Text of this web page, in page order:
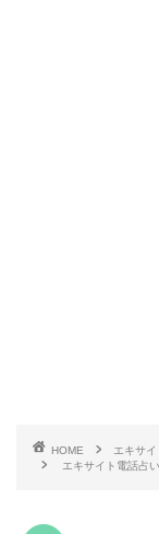
HOME
エキサ
エキサイト電話占